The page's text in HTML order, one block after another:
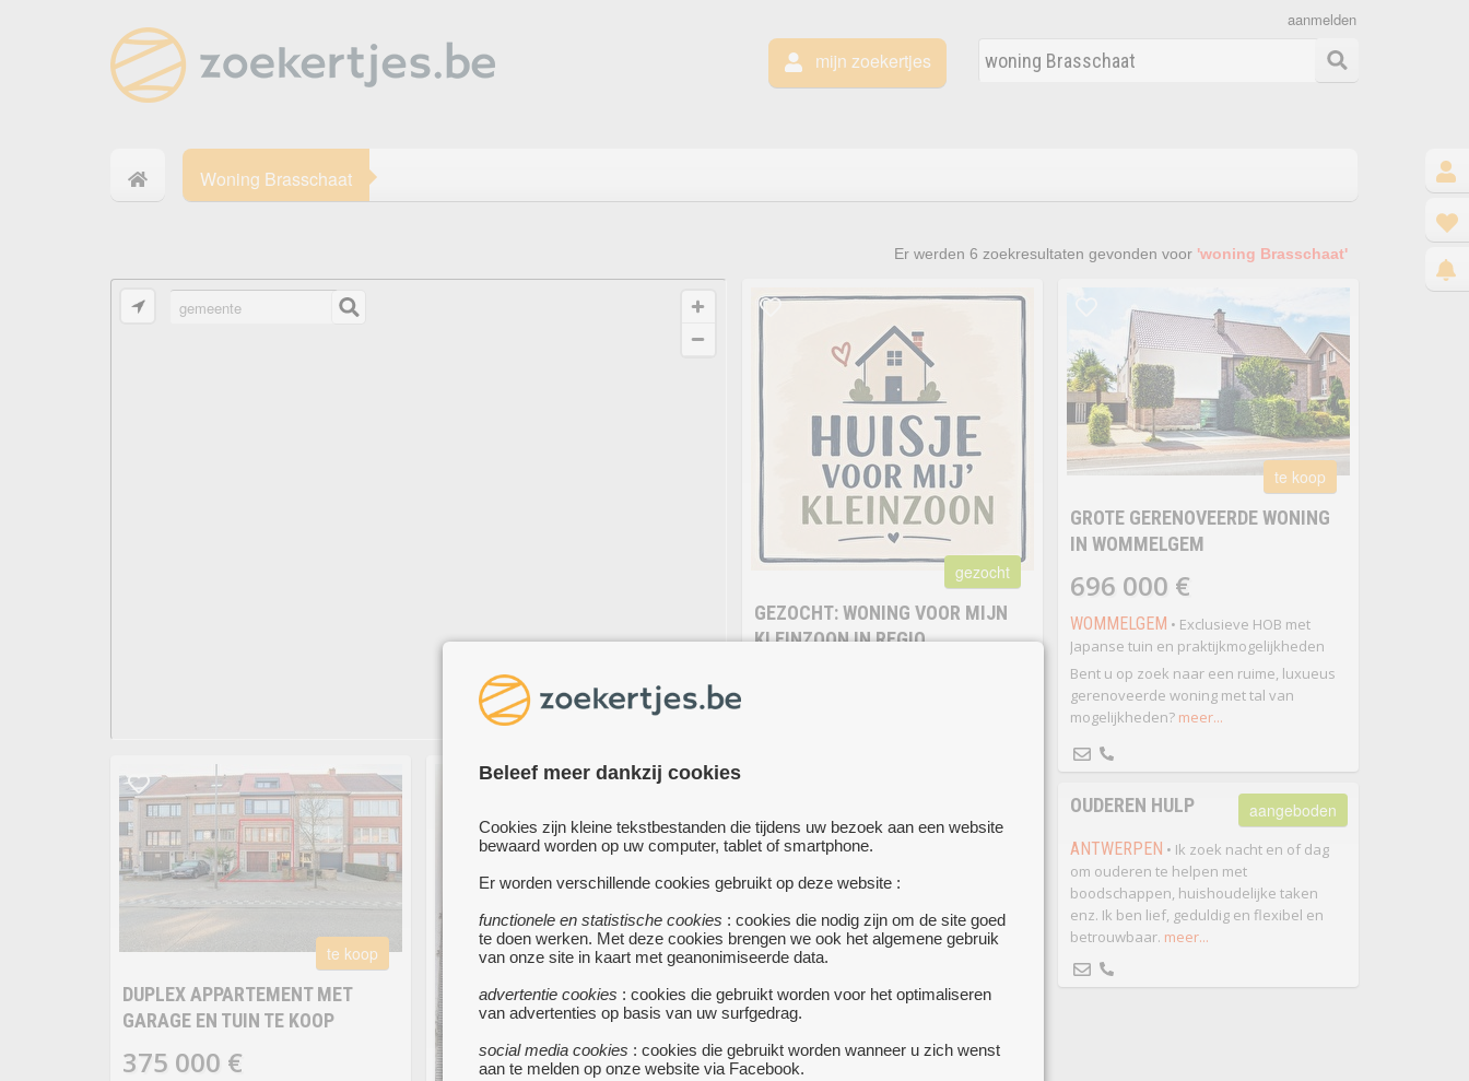
Beleef meer dankzij cookies
Cookies zijn kleine tekstbestanden die tijdens uw bezoek aan een website
bewaard worden op uw computer, tablet of smartphone.
Er worden verschillende cookies gebruikt op deze website :
functionele en statistische cookies : cookies die nodig zijn om de site goed
te doen werken. Met deze cookies brengen we ook het algemene gebruik
van onze site in kaart met geanonimiseerde data.
advertentie cookies : cookies die gebruikt worden voor het optimaliseren
van advertenties op basis van uw surfgedrag.
social media cookies : cookies die gebruikt worden wanneer u zich wenst
aan te melden op onze website via Facebook.
mijn zoekertjes
aanmelden
Woning Brasschaat
Er werden 6 zoekresultaten gevonden voor 'woning Brasschaat'
gezocht
GEZOCHT: WONING VOOR MIJN
KLEINZOON IN REGIO
mag gerust een woning zijn waar nog wat
werk aan is of die volledig gerenoveerd
moet worden. Hij is handig en niet bang
om de handen uit de mouwen te steken.
te koop
GROTE GERENOVEERDE WONING
IN WOMMELGEM
696 000 €
WOMMELGEM • Exclusieve HOB met
Japanse tuin en praktijkmogelijkheden
Bent u op zoek naar een ruime, luxueus
gerenoveerde woning met tal van
mogelijkheden? meer...
te koop
DUPLEX APPARTEMENT MET
GARAGE EN TUIN TE KOOP
375 000 €
aangeboden
OUDEREN HULP
ANTWERPEN • Ik zoek nacht en of dag
om ouderen te helpen met
boodschappen, huishoudelijke taken
enz. Ik ben lief, geduldig en flexibel en
betrouwbaar. meer...